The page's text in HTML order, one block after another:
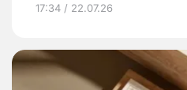
17:34 / 22.07.26